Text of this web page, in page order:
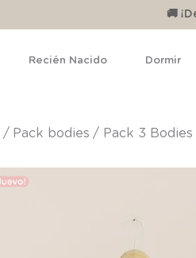
🚚
Recién Nacido Dormir
pack bodies Pack 3